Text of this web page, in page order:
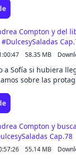
a quién ha dado
protagonista de La
Compton y del
58.35 MB
a Sofía si hubiera
sobre las
Disponible en Prime
Compton y
Cap.78
55.14 MB